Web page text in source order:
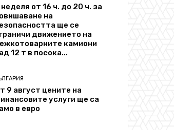
неделя от 16 ч. до 20 ч. за
на
ще се
движението на
камиони
12 т в посока...
9 август цените на
услуги ще са
в евро